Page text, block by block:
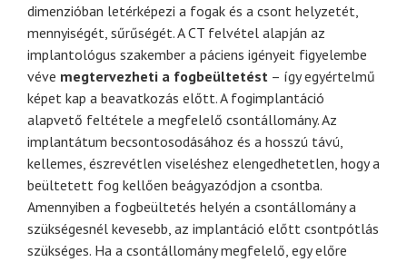
dimenzióban letérképezi a fogak és a csont helyzetét,
mennyiségét, sűrűségét.A CT felvétel alapján az
implantológus szakember a páciens igényeit figyelembe
véve megtervezheti a fogbeültetést – így egyértelmű
képet kap a beavatkozás előtt.A fogimplantáció
alapvető feltétele a megfelelő csontállomány. Az
implantátum becsontosodásához és a hosszú távú,
kellemes, észrevétlen viseléshez elengedhetetlen, hogy a
beültetett fog kellően beágyazódjon a csontba.
Amennyiben a fogbeültetés helyén a csontállomány a
szükségesnél kevesebb, az implantáció előtt csontpótlás
szükséges. Ha a csontállomány megfelelő, egy előre